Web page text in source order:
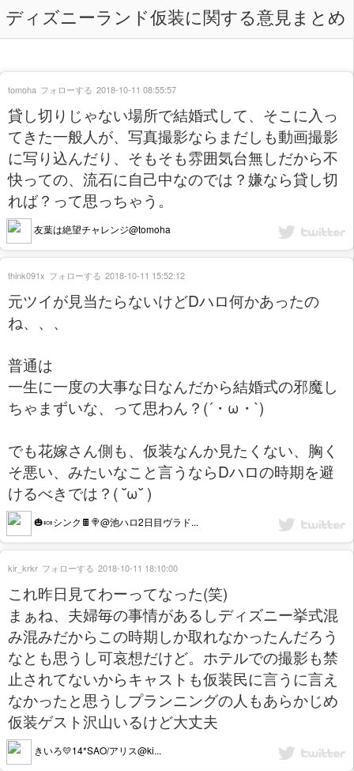
ディズニーランド仮装に関する意見まとめ
貸し切りじゃない場所で結婚式して、そこに入っ
てきた一般人が、写真撮影ならまだしも動画撮影
に写り込んだり、そもそも雰囲気台無しだから不
快っての、流石に自己中なのでは？嫌なら貸し切
れば？って思っちゃう。
友葉は絶望チャレンジ@tomoha
tomoha フォローする 2018-10-11 08:55:57
元ツイが見当たらないけどDハロ何かあったの
ね、、、
普通は
一生に一度の大事な日なんだから結婚式の邪魔し
ちゃまずいな、って思わん？(´・ω・`)
でも花嫁さん側も、仮装なんか見たくない、胸く
そ悪い、みたいなこと言うならDハロの時期を避
けるべきでは？( ˘ω˘ )
🎃🍬シンク🍫🍭@池ハロ2日目ヴラド...
think091x フォローする 2018-10-11 15:52:12
これ昨日見てわーってなった(笑)
まぁね、夫婦毎の事情があるしディズニー挙式混
み混みだからこの時期しか取れなかったんだろう
なとも思うし可哀想だけど。ホテルでの撮影も禁
止されてないからキャストも仮装民に言うに言え
なかったと思うしプランニングの人もあらかじめ
仮装ゲスト沢山いるけど大丈夫
きいろ💛14*SAO/アリス@ki...
kir_krkr フォローする 2018-10-11 18:10:00